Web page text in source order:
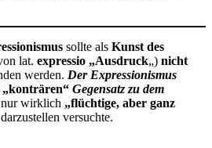
sollte als Kunst des
lat. expressio „Ausdruck„) nicht
werden. Der Expressionismus
„konträren“ Gegensatz zu dem
wirklich „flüchtige, aber ganz
darzustellen versuchte.